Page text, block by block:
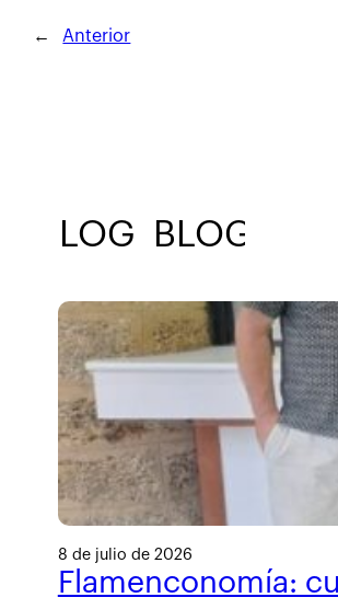
← Anterior
BLOG BLOG
8 de julio de 2026
Flamenconomía: